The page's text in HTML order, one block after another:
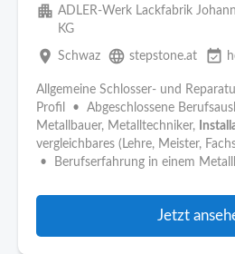
apartment ADLER-Werk Lackfabrik
KG
place Schwaz language stepstone.at event_available
Allgemeine Schlosser- und
Profil • Abgeschlossene
Metallbauer, Metalltechniker,
vergleichbares (Lehre, Meister,
• Berufserfahrung in einem
Jetzt